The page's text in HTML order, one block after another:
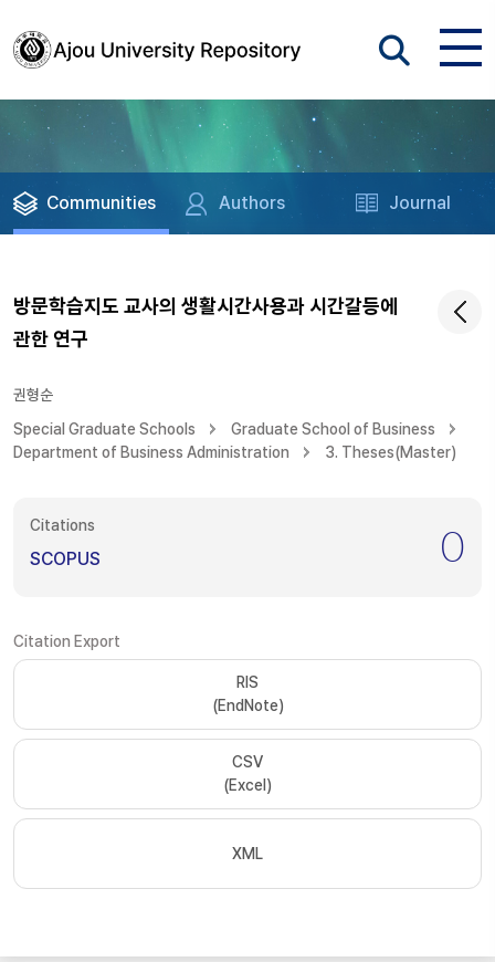
Communities Authors Journal
방문학습지도 교사의 생활시간사용과 시간갈등에
관한 연구
권형순
Special Graduate Schools
Graduate School of Business
Department of Business Administration
3. Theses(Master)
Citations
SCOPUS 0
Citation Export
RIS
(EndNote)
CSV
(Excel)
XML